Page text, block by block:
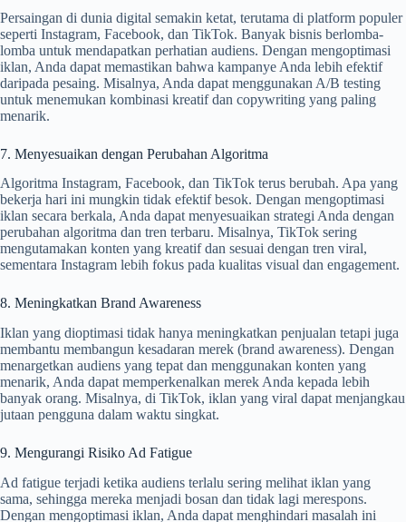
Persaingan di dunia digital semakin ketat, terutama di platform populer
seperti Instagram, Facebook, dan TikTok. Banyak bisnis berlomba-
lomba untuk mendapatkan perhatian audiens. Dengan mengoptimasi
iklan, Anda dapat memastikan bahwa kampanye Anda lebih efektif
daripada pesaing. Misalnya, Anda dapat menggunakan A/B testing
untuk menemukan kombinasi kreatif dan copywriting yang paling
menarik.
7. Menyesuaikan dengan Perubahan Algoritma
Algoritma Instagram, Facebook, dan TikTok terus berubah. Apa yang
bekerja hari ini mungkin tidak efektif besok. Dengan mengoptimasi
iklan secara berkala, Anda dapat menyesuaikan strategi Anda dengan
perubahan algoritma dan tren terbaru. Misalnya, TikTok sering
mengutamakan konten yang kreatif dan sesuai dengan tren viral,
sementara Instagram lebih fokus pada kualitas visual dan engagement.
8. Meningkatkan Brand Awareness
Iklan yang dioptimasi tidak hanya meningkatkan penjualan tetapi juga
membantu membangun kesadaran merek (brand awareness). Dengan
menargetkan audiens yang tepat dan menggunakan konten yang
menarik, Anda dapat memperkenalkan merek Anda kepada lebih
banyak orang. Misalnya, di TikTok, iklan yang viral dapat menjangkau
jutaan pengguna dalam waktu singkat.
9. Mengurangi Risiko Ad Fatigue
Ad fatigue terjadi ketika audiens terlalu sering melihat iklan yang
sama, sehingga mereka menjadi bosan dan tidak lagi merespons.
Dengan mengoptimasi iklan, Anda dapat menghindari masalah ini